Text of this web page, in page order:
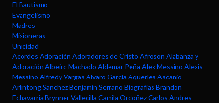
El Bautismo
Evangelismo
Madres
Misioneras
Unicidad
Acordes Adoración Adoradores de Cristo Afroson Alabanza y
Adoración Albeiro Machado Aldemar Peña Alex Messino Alexis
Messino Alfredy Vargas Alvaro García Aquerles Ascanio
Arlintong SanchezBenjamin Serrano Biografías Brandon
Echavarria Brynner Vallecilla Camila OrdoñezCarlos Andres